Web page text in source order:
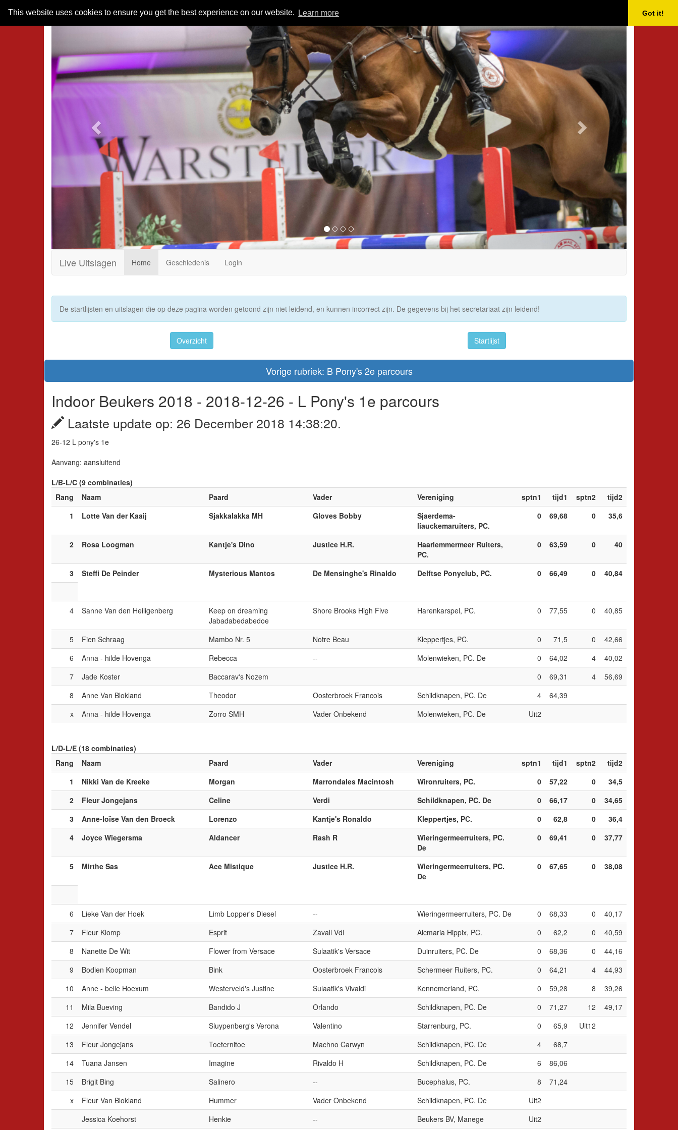
This website uses cookies to ensure you get the best experience on our website. Learn more Got it!
Previous
Live Uitslagen Home Geschiedenis Login
De startlijsten en uitslagen die op deze pagina worden getoond zijn niet leidend, en kunnen incorrect zijn. De gegevens bij het secretariaat zijn leidend!
Overzicht Startlijst
Vorige rubriek: B Pony's 2e parcours
Indoor Beukers 2018 - 2018-12-26 - L Pony's 1e parcours
Laatste update op: 26 December 2018 14:38:20.
26-12 L pony's 1e
Aanvang: aansluitend
L/B-L/C (9 combinaties)
Rang
Naam Paard Vader Vereniging sptn1 tijd1 sptn2
tijd2
1
Lotte Van der Kaaij Sjakkalakka MH Gloves Bobby
Sjaerdema-
liauckemaruiters, PC.
0 69,68 0 35,6
2 Rosa Loogman Kantje's Dino Justice H.R.
Haarlemmermeer Ruiters,
PC.
0 63,59 0 40
3 Steffi De Peinder Mysterious Mantos De Mensinghe's Rinaldo Delftse Ponyclub, PC. 0 66,49 0 40,84
4 Sanne Van den Heiligenberg
Keep on dreaming
Jabadabedabedoe
Shore Brooks High Five Harenkarspel, PC. 0 77,55 0 40,85
5 Fien Schraag Mambo Nr. 5 Notre Beau Kleppertjes, PC. 0 71,5 0
42,66
6
Anna - hilde Hovenga Rebecca -- Molenwieken, PC. De 0 64,02 4
40,02
7
Jade Koster Baccarav's Nozem 0 69,31 4
56,69
8
Anne Van Blokland Theodor Oosterbroek Francois Schildknapen, PC. De 4
64,39
x
Anna - hilde Hovenga Zorro SMH Vader Onbekend Molenwieken, PC. De Uit2
L/D-L/E (18 combinaties)
Rang
Naam Paard Vader Vereniging sptn1 tijd1 sptn2
tijd2
1
Nikki Van de Kreeke Morgan Marrondales Macintosh Wironruiters, PC. 0 57,22 0
34,5
2
Fleur Jongejans Celine Verdi Schildknapen, PC. De 0 66,17 0
34,65
3
Anne-loïse Van den Broeck Lorenzo Kantje's Ronaldo Kleppertjes, PC. 0 62,8 0
36,4
4
Joyce Wiegersma Aldancer Rash R
Wieringermeerruiters, PC.
De
0 69,41 0 37,77
5 Mirthe Sas Ace Mistique Justice H.R.
Wieringermeerruiters, PC.
De
0 67,65 0 38,08
6 Lieke Van der Hoek Limb Lopper's Diesel -- Wieringermeerruiters, PC. De 0 68,33 0
40,17
7
Fleur Klomp Esprit Zavall Vdl Alcmaria Hippix, PC. 0 62,2 0
40,59
8
Nanette De Wit Flower from Versace Sulaatik's Versace Duinruiters, PC. De 0 68,36 0
44,16
9
Bodien Koopman Bink Oosterbroek Francois Schermeer Ruiters, PC. 0 64,21 4
44,93
10
Anne - belle Hoexum Westerveld's Justine Sulaatik's Vivaldi Kennemerland, PC. 0 59,28 8
39,26
11
Mila Bueving Bandido J Orlando Schildknapen, PC. De 0 71,27 12
49,17
12
Jennifer Vendel Sluypenberg's Verona Valentino Starrenburg, PC. 0 65,9
Uit12
13
Fleur Jongejans Toeternitoe Machno Carwyn Schildknapen, PC. De 4
68,7
14
Tuana Jansen Imagine Rivaldo H Schildknapen, PC. De 6
86,06
15
Brigit Bing Salinero -- Bucephalus, PC. 8
71,24
x
Fleur Van Blokland Hummer Vader Onbekend Schildknapen, PC. De
Uit2
Jessica Koehorst
Henkie -- Beukers BV, Manege Uit2